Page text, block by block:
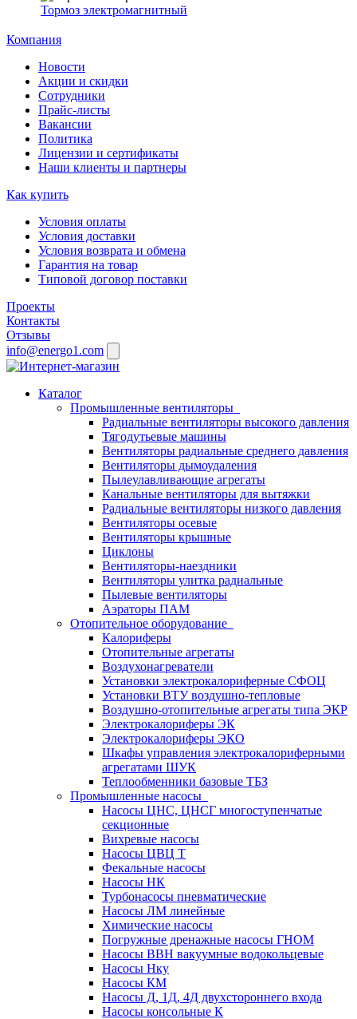
Тормоз электромагнитный
Компания
Новости
Акции и скидки
Сотрудники
Прайс-листы
Вакансии
Политика
Лицензии и сертификаты
Наши клиенты и партнеры
Как купить
Условия оплаты
Условия доставки
Условия возврата и обмена
Гарантия на товар
Типовой договор поставки
Проекты
Контакты
Отзывы
info@energo1.com
Каталог
Промышленные вентиляторы
Радиальные вентиляторы высокого давления
Тягодутьевые машины
Вентиляторы радиальные среднего давления
Вентиляторы дымоудаления
Пылеулавливающие агрегаты
Канальные вентиляторы для вытяжки
Радиальные вентиляторы низкого давления
Вентиляторы осевые
Вентиляторы крышные
Циклоны
Вентиляторы-наездники
Вентиляторы улитка радиальные
Пылевые вентиляторы
Аэраторы ПАМ
Отопительное оборудование
Калориферы
Отопительные агрегаты
Воздухонагреватели
Установки электрокалориферные СФОЦ
Установки ВТУ воздушно-тепловые
Воздушно-отопительные агрегаты типа ЭКР
Электрокалориферы ЭК
Электрокалориферы ЭКО
Шкафы управления электрокалориферными
агрегатами ШУК
Теплообменники базовые ТБЗ
Промышленные насосы
Насосы ЦНС, ЦНСГ многоступенчатые
секционные
Вихревые насосы
Насосы ЦВЦ Т
Фекальные насосы
Насосы НК
Турбонасосы пневматические
Насосы ЛМ линейные
Химические насосы
Погружные дренажные насосы ГНОМ
Насосы ВВН вакуумные водокольцевые
Насосы Нку
Насосы КМ
Насосы Д, 1Д, 4Д двухстороннего входа
Насосы консольные К